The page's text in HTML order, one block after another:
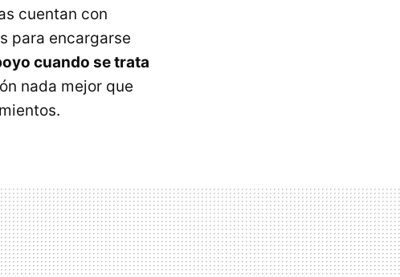
cuentan con
para encargarse
cuando se trata
nada mejor que